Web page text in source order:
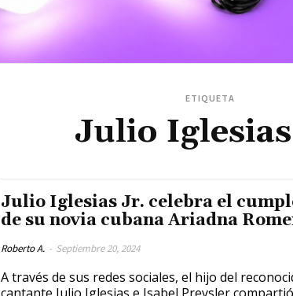
ETIQUETA
Julio
Julio Iglesias Jr. celebra el
de su novia cubana Ariadna
Roberto A. - Septiembre 20, 2024
A través de sus redes sociales, el hijo del